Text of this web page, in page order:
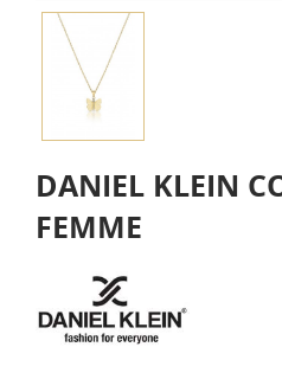
DANIEL KLEIN
FEMME